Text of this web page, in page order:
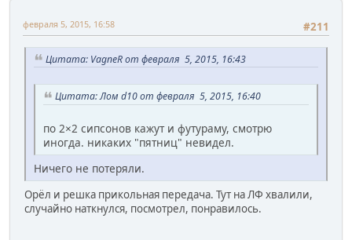
#211
февраля 5, 2015, 16:58
Цитата: VagneR от февраля 5, 2015, 16:43
Цитата: Лом d10 от февраля 5, 2015, 16:40
по 2×2 сипсонов кажут и футураму, смотрю
иногда. никаких "пятниц" невидел.
Ничего не потеряли.
Орёл и решка прикольная передача. Тут на ЛФ хвалили,
случайно наткнулся, посмотрел, понравилось.